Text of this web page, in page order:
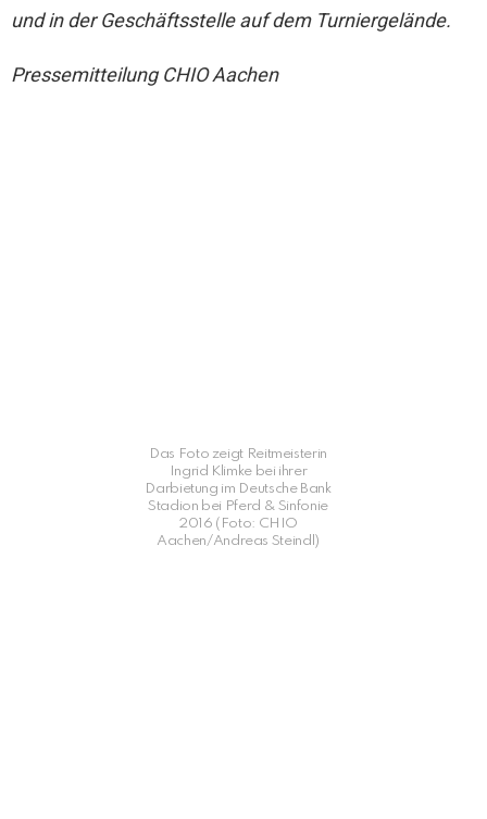
und in der Geschäftsstelle auf dem Turniergelände.
Pressemitteilung CHIO Aachen
Das Foto zeigt Reitmeisterin
Ingrid Klimke bei ihrer
Darbietung im Deutsche Bank
Stadion bei Pferd & Sinfonie
2016 (Foto: CHIO
Aachen/Andreas Steindl)